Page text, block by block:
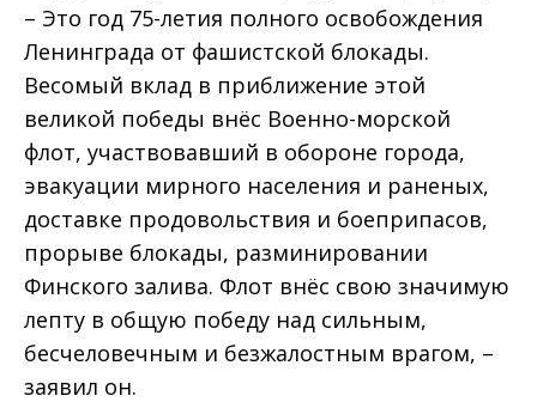
– Это год 75-летия полного освобождения
Ленинграда от фашистской блокады.
Весомый вклад в приближение этой
великой победы внёс Военно-морской
флот, участвовавший в обороне города,
эвакуации мирного населения и раненых,
доставке продовольствия и боеприпасов,
прорыве блокады, разминировании
Финского залива. Флот внёс свою значимую
лепту в общую победу над сильным,
бесчеловечным и безжалостным врагом, –
заявил он.